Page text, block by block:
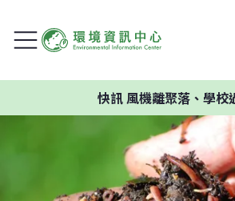
風機離聚落、學校過近